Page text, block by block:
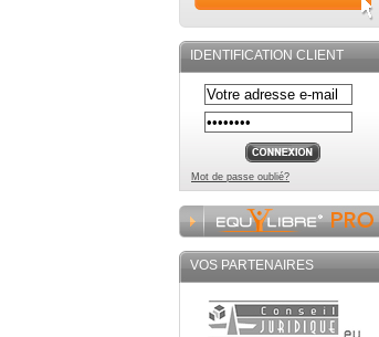
IDENTIFICATION CLIENT
Mot de passe oublié?
VOS PARTENAIRES